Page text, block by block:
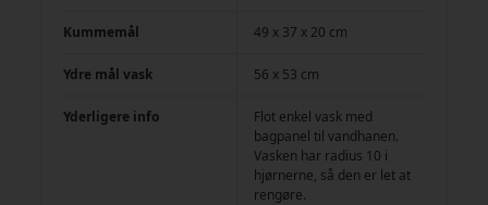
Kummemål 49 x 37 x 20 cm
Ydre mål vask 56 x 53 cm
Yderligere info
Flot enkel vask med
bagpanel til vandhanen.
Vasken har radius 10 i
hjørnerne, så den er let at
rengøre.